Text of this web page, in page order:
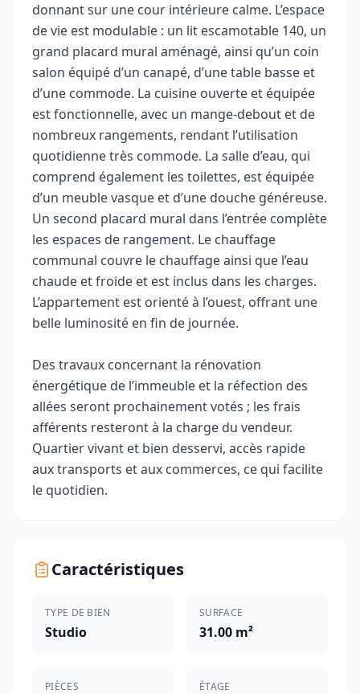
donnant sur une cour intérieure calme. L’espace
de vie est modulable : un lit escamotable 140, un
grand placard mural aménagé, ainsi qu’un coin
salon équipé d’un canapé, d’une table basse et
d’une commode. La cuisine ouverte et équipée
est fonctionnelle, avec un mange-debout et de
nombreux rangements, rendant l’utilisation
quotidienne très commode. La salle d’eau, qui
comprend également les toilettes, est équipée
d’un meuble vasque et d’une douche généreuse.
Un second placard mural dans l’entrée complète
les espaces de rangement. Le chauffage
communal couvre le chauffage ainsi que l’eau
chaude et froide et est inclus dans les charges.
L’appartement est orienté à l’ouest, offrant une
belle luminosité en fin de journée.
Des travaux concernant la rénovation
énergétique de l’immeuble et la réfection des
allées seront prochainement votés ; les frais
afférents resteront à la charge du vendeur.
Quartier vivant et bien desservi, accès rapide
aux transports et aux commerces, ce qui facilite
le quotidien.
Caractéristiques
TYPE DE BIEN
Studio
SURFACE
31.00 m²
PIÈCES ÉTAGE